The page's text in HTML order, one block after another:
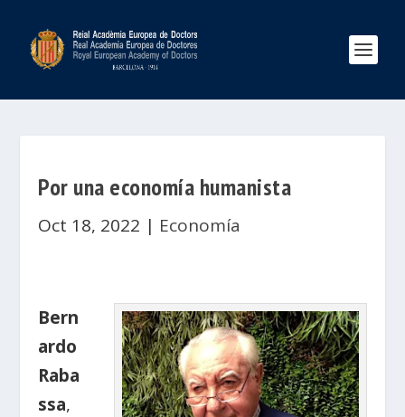
Por una economía humanista
Oct 18, 2022 | Economía
Bern
ardo
Raba
ssa,